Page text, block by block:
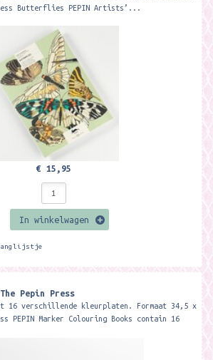
Butterflies PEPIN Artists’...
€ 15,95
In winkelwagen
Pepin Press
16 verschillende kleurplaten. Formaat 34,5 x
PEPIN Marker Colouring Books contain 16